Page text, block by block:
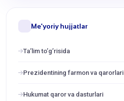
Me'yoriy hujjatlar
Ta’lim to’g’risida
Prezidentining farmon va qarorlari
Hukumat qaror va dasturlari